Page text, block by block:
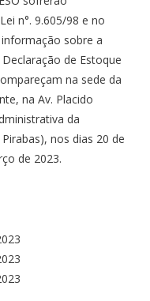
n°. 9.605/98 e no
sobre a
de Estoque
na sede da
na Av. Placido
da
nos dias 20 de
de 2023.